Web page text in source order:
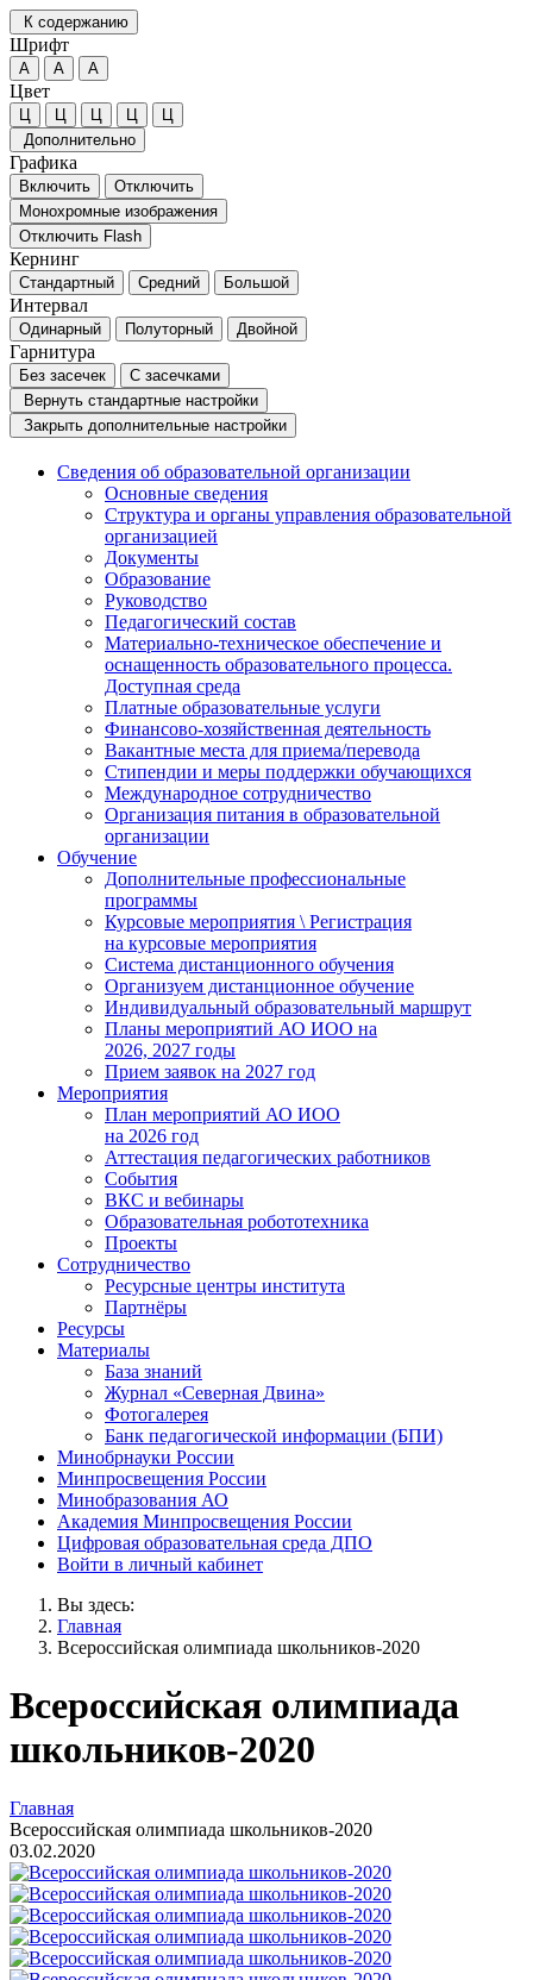
К содержанию
Шрифт
А А А
Цвет
Ц Ц Ц Ц
Ц
Дополнительно
Графика
Включить
Отключить
Монохромные изображения
Отключить Flash
Кернинг
Стандартный Средний Большой
Интервал
Одинарный Полуторный Двойной
Гарнитура
Без засечек
С засечками
Вернуть стандартные настройки
Закрыть дополнительные настройки
Сведения об образовательной организации
Основные сведения
Структура и органы управления образовательной
организацией
Документы
Образование
Руководство
Педагогический состав
Материально-техническое обеспечение и
оснащенность образовательного процесса.
Доступная среда
Платные образовательные услуги
Финансово-хозяйственная деятельность
Вакантные места для приема/перевода
Стипендии и меры поддержки обучающихся
Международное сотрудничество
Организация питания в образовательной
организации
Обучение
Дополнительные профессиональные
программы
Курсовые мероприятия \ Регистрация
на курсовые мероприятия
Система дистанционного обучения
Организуем дистанционное обучение
Индивидуальный образовательный маршрут
Планы мероприятий АО ИОО на
2026, 2027 годы
Прием заявок на 2027 год
Мероприятия
План мероприятий АО ИОО
на 2026 год
Аттестация педагогических работников
События
ВКС и вебинары
Образовательная робототехника
Проекты
Сотрудничество
Ресурсные центры института
Партнёры
Ресурсы
Материалы
База знаний
Журнал «Северная Двина»
Фотогалерея
Банк педагогической информации (БПИ)
Минобрнауки России
Минпросвещения России
Минобразования АО
Академия Минпросвещения России
Цифровая образовательная среда ДПО
Войти в личный кабинет
Вы здесь:
Главная
Всероссийская олимпиада школьников-2020
Всероссийская олимпиада
школьников-2020
Главная
Всероссийская олимпиада школьников-2020
03.02.2020